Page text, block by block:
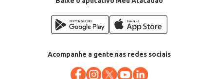
Acompanhe a gente nas redes sociais